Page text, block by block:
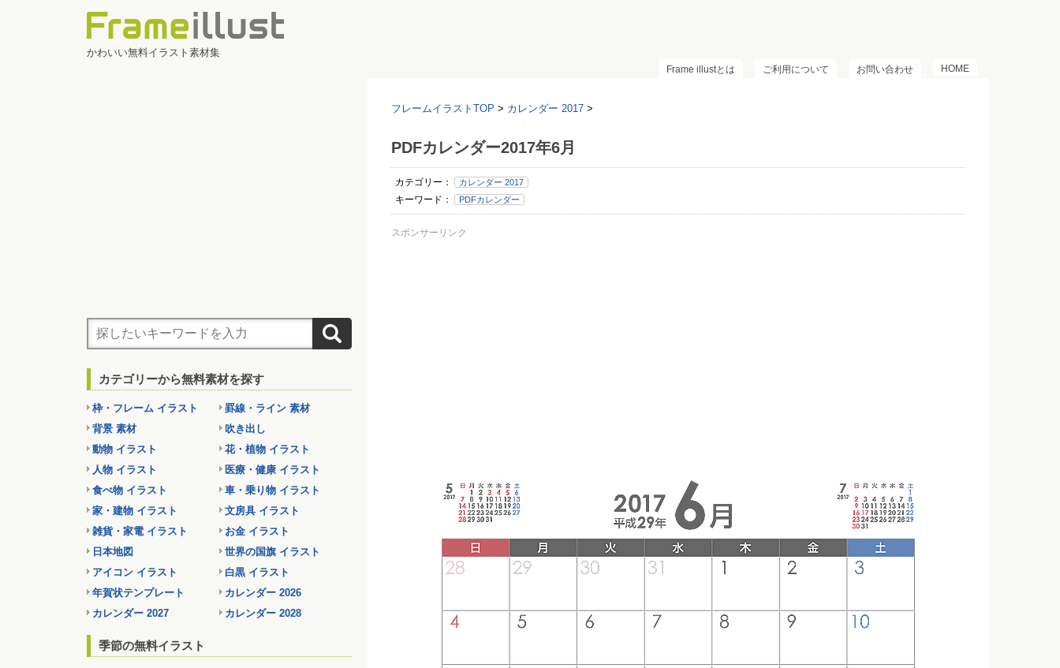
かわいい無料イラスト素材集
HOME
お問い合わせ
ご利用について
Frame illustとは
フレームイラストTOP > カレンダー 2017 >
PDFカレンダー2017年6月
カテゴリー： カレンダー 2017
キーワード： PDFカレンダー
スポンサーリンク
カテゴリーから無料素材を探す
枠・フレーム イラスト
罫線・ライン 素材
背景 素材
吹き出し
動物 イラスト
花・植物 イラスト
人物 イラスト
医療・健康 イラスト
食べ物 イラスト
車・乗り物 イラスト
家・建物 イラスト
文房具 イラスト
雑貨・家電 イラスト
お金 イラスト
日本地図
世界の国旗 イラスト
アイコン イラスト
白黒 イラスト
年賀状テンプレート
カレンダー 2026
カレンダー 2027
カレンダー 2028
季節の無料イラスト